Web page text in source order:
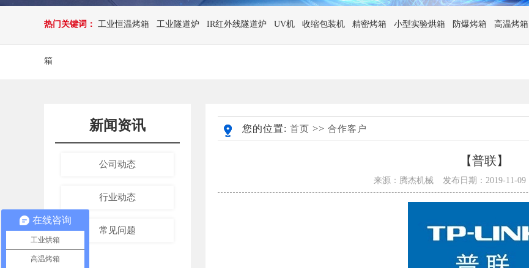
热门关键词： 工业恒温烤箱 工业隧道炉 IR红外线隧道炉 UV机 收缩包装机 精密烤箱 小型实验烘箱 防爆烤箱 高温烤箱
箱
新闻资讯
公司动态
行业动态
常见问题
您的位置: 首页 >> 合作客户
【普联】
来源：腾杰机械 发布日期：2019-11-09
在线咨询
工业烘箱
高温烤箱